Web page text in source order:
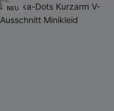
NEU